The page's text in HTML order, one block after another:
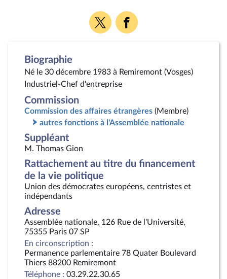
Voir
la
Voir
la
Biographie
Né le 30 décembre 1983 à Remiremont (Vosges)
Industriel-Chef d'entreprise
Commission
Commission des affaires étrangères (Membre)
autres fonctions à l'Assemblée nationale
Suppléant
M. Thomas Gion
Rattachement au titre du financement
de la vie politique
Union des démocrates européens, centristes et
indépendants
Adresse
Assemblée nationale, 126 Rue de l'Université,
75355 Paris 07 SP
En circonscription :
Permanence parlementaire 78 Quater Boulevard
Thiers 88200 Remiremont
Téléphone : 03.29.22.30.65